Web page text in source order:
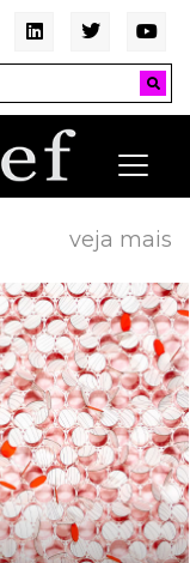
veja mais